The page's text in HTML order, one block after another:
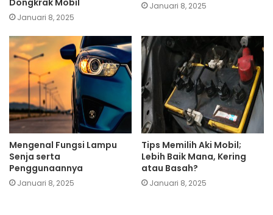
Januari 8, 2025
Januari 8, 2025
Mengenal Fungsi Lampu
Senja serta
Penggunaannya
Januari 8, 2025
Tips Memilih Aki Mobil;
Lebih Baik Mana, Kering
atau Basah?
Januari 8, 2025